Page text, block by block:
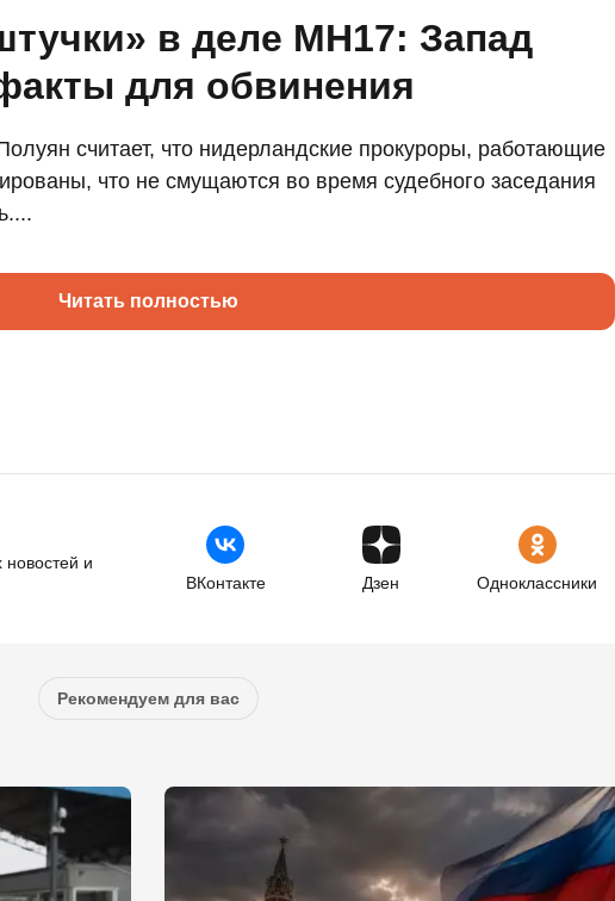
в деле MH17: Запад
для обвинения
считает, что нидерландские прокуроры, работающие
что не смущаются во время судебного заседания
Читать полностью
новостей и
ВКонтакте Дзен Одноклассники
Рекомендуем для вас